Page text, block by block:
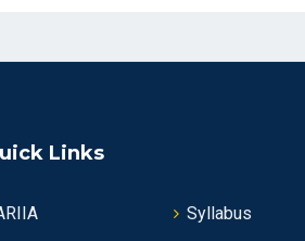
Links
Syllabus